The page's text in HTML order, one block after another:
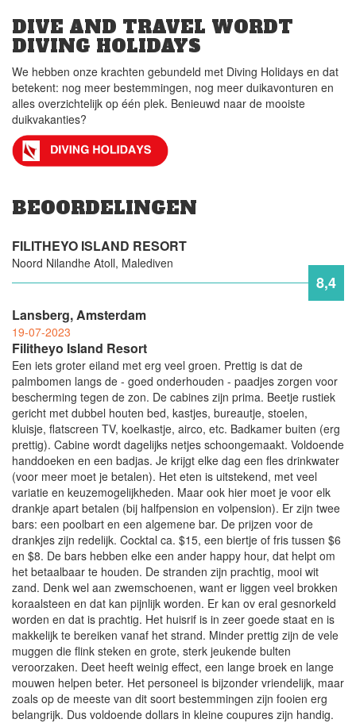
DIVE AND TRAVEL WORDT
DIVING HOLIDAYS
We hebben onze krachten gebundeld met Diving Holidays en dat
betekent: nog meer bestemmingen, nog meer duikavonturen en
alles overzichtelijk op één plek. Benieuwd naar de mooiste
duikvakanties?
BEOORDELINGEN
FILITHEYO ISLAND RESORT
Noord Nilandhe Atoll, Malediven
8,4
Lansberg, Amsterdam
19-07-2023
Filitheyo Island Resort
Een iets groter eiland met erg veel groen. Prettig is dat de
palmbomen langs de - goed onderhouden - paadjes zorgen voor
bescherming tegen de zon. De cabines zijn prima. Beetje rustiek
gericht met dubbel houten bed, kastjes, bureautje, stoelen,
kluisje, flatscreen TV, koelkastje, airco, etc. Badkamer buiten (erg
prettig). Cabine wordt dagelijks netjes schoongemaakt. Voldoende
handdoeken en een badjas. Je krijgt elke dag een fles drinkwater
(voor meer moet je betalen). Het eten is uitstekend, met veel
variatie en keuzemogelijkheden. Maar ook hier moet je voor elk
drankje apart betalen (bij halfpension en volpension). Er zijn twee
bars: een poolbart en een algemene bar. De prijzen voor de
drankjes zijn redelijk. Cocktal ca. $15, een biertje of fris tussen $6
en $8. De bars hebben elke een ander happy hour, dat helpt om
het betaalbaar te houden. De stranden zijn prachtig, mooi wit
zand. Denk wel aan zwemschoenen, want er liggen veel brokken
koraalsteen en dat kan pijnlijk worden. Er kan ov eral gesnorkeld
worden en dat is prachtig. Het huisrif is in zeer goede staat en is
makkelijk te bereiken vanaf het strand. Minder prettig zijn de vele
muggen die flink steken en grote, sterk jeukende bulten
veroorzaken. Deet heeft weinig effect, een lange broek en lange
mouwen helpen beter. Het personeel is bijzonder vriendelijk, maar
zoals op de meeste van dit soort bestemmingen zijn fooien erg
belangrijk. Dus voldoende dollars in kleine coupures zijn handig.